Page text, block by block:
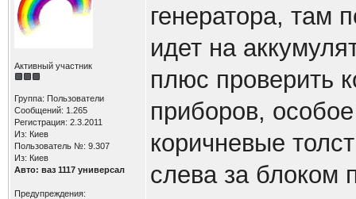
Активный участник
Группа: Пользователи
Сообщений: 1.265
Регистрация: 2.3.2011
Из: Киев
Пользователь №: 9.307
Из: Киев
Авто: ваз 1117 универсал
Предупреждения:
генератора, там
идет на
плюс проверить
приборов,
коричневые
слева за блоком